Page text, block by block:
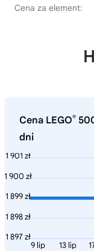
Cena za element:
Cena LEGO®
dni
1 901 zł
1 900 zł
1 899 zł
1 898 zł
1 897 zł
13 lip
9 lip